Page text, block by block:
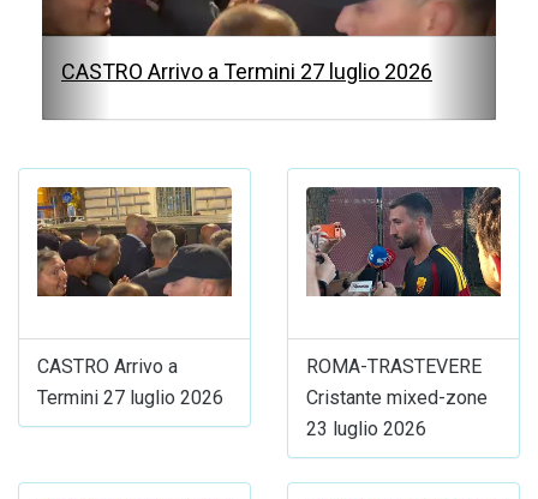
CASTRO Arrivo a Termini 27 luglio 2026
CASTRO Arrivo a
Termini 27 luglio 2026
ROMA-TRASTEVERE
Cristante mixed-zone
23 luglio 2026